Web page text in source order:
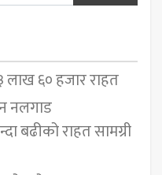
लाख ६० हजार राहत
नलगाड
बढीको राहत सामग्री